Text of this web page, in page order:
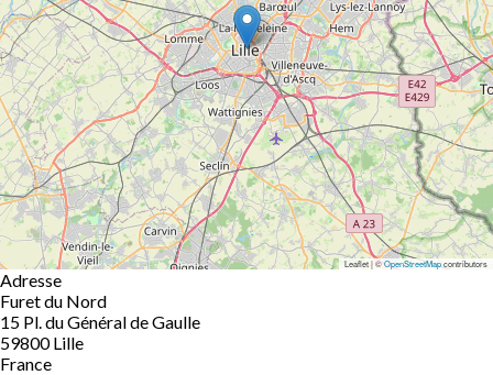
Leaflet | ©OpenStreetMapcontributors
Adresse
Furet du Nord
15 Pl. du Général de Gaulle
59800 Lille
France